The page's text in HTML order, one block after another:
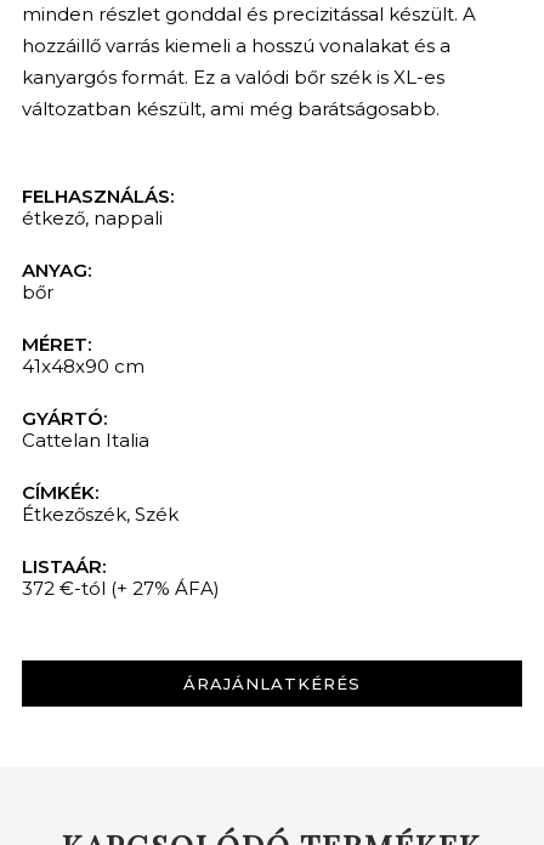
minden részlet gonddal és precizitással készült. A
hozzáillő varrás kiemeli a hosszú vonalakat és a
kanyargós formát. Ez a valódi bőr szék is XL-es
változatban készült, ami még barátságosabb.
FELHASZNÁLÁS:
étkező, nappali
ANYAG:
bőr
MÉRET:
41x48x90 cm
GYÁRTÓ:
Cattelan Italia
CÍMKÉK:
Étkezőszék, Szék
LISTAÁR:
372 €-tól (+ 27% ÁFA)
ÁRAJÁNLATKÉRÉS
KERESÉS